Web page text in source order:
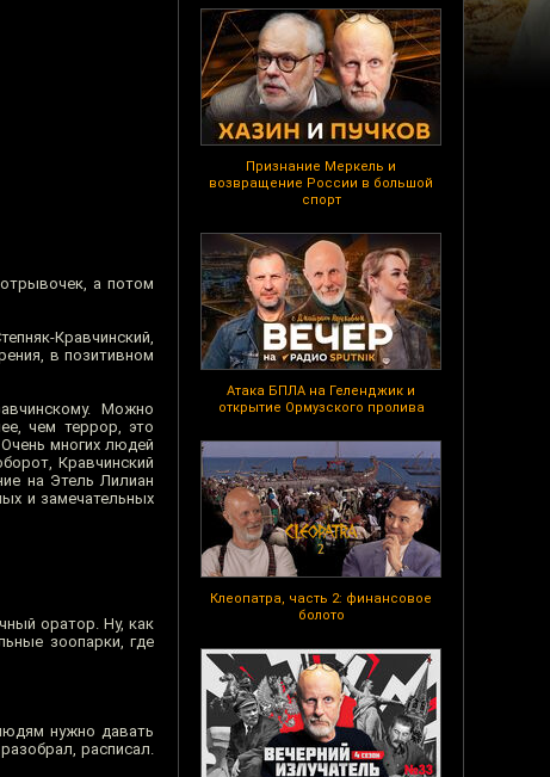
Признание Меркель и
возвращение России в большой
спорт
Атака БПЛА на Геленджик и
открытие Ормузского пролива
Клеопатра, часть 2: финансовое
болото
а потом
Кравчинский,
в позитивном
Можно
чем террор, это
многих людей
Кравчинский
на Этель Лилиан
и замечательных
оратор. Ну, как
зоопарки, где
нужно давать
расписал.